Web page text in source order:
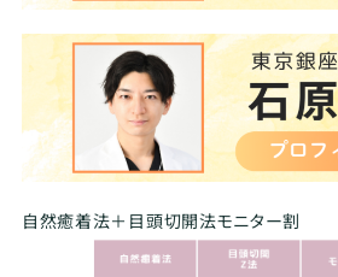
自然癒着法＋目頭切開法モニター割